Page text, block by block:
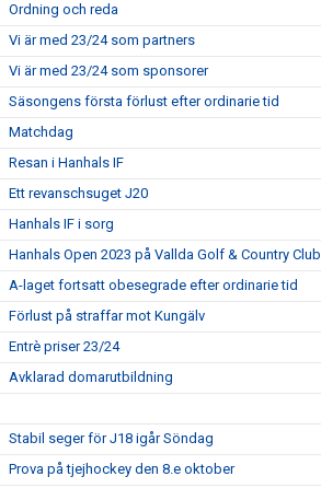
Ordning och reda
Vi är med 23/24 som partners
Vi är med 23/24 som sponsorer
Säsongens första förlust efter ordinarie tid
Matchdag
Resan i Hanhals IF
Ett revanschsuget J20
Hanhals IF i sorg
Hanhals Open 2023 på Vallda Golf & Country Club
A-laget fortsatt obesegrade efter ordinarie tid
Förlust på straffar mot Kungälv
Entrè priser 23/24
Avklarad domarutbildning
Stabil seger för J18 igår Söndag
Prova på tjejhockey den 8.e oktober